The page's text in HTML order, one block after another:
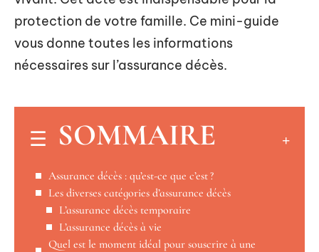
protection de votre famille. Ce mini-guide
vous donne toutes les informations
nécessaires sur l’assurance décès.
SOMMAIRE
Assurance décès : qu’est-ce que c’est ?
Les diverses catégories d’assurance décès
L’assurance décès temporaire
L’assurance décès à vie
Quel est le moment idéal pour souscrire à une